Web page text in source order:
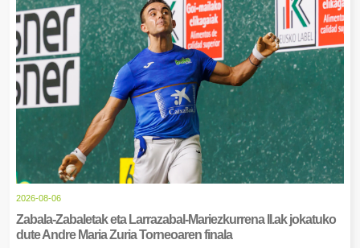
2026-08-06
Zabala-Zabaletak eta Larrazabal-Mariezkurrena II.ak jokatuko
dute Andre Maria Zuria Torneoaren finala